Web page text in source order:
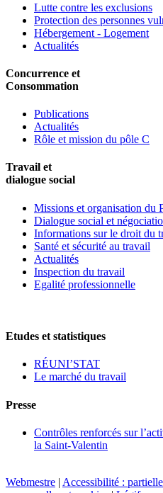
Lutte contre les exclusions
Protection des personnes
Hébergement - Logement
Actualités
Concurrence et
Consommation
Publications
Actualités
Rôle et mission du pôle C
Travail et
dialogue social
Missions et organisation du
Dialogue social et
Informations sur le droit du
Santé et sécurité au travail
Actualités
Inspection du travail
Egalité professionnelle
Etudes et statistiques
RÉUNI’STAT
Le marché du travail
Presse
Contrôles renforcés sur
la Saint-Valentin
Webmestre | Accessibilité :